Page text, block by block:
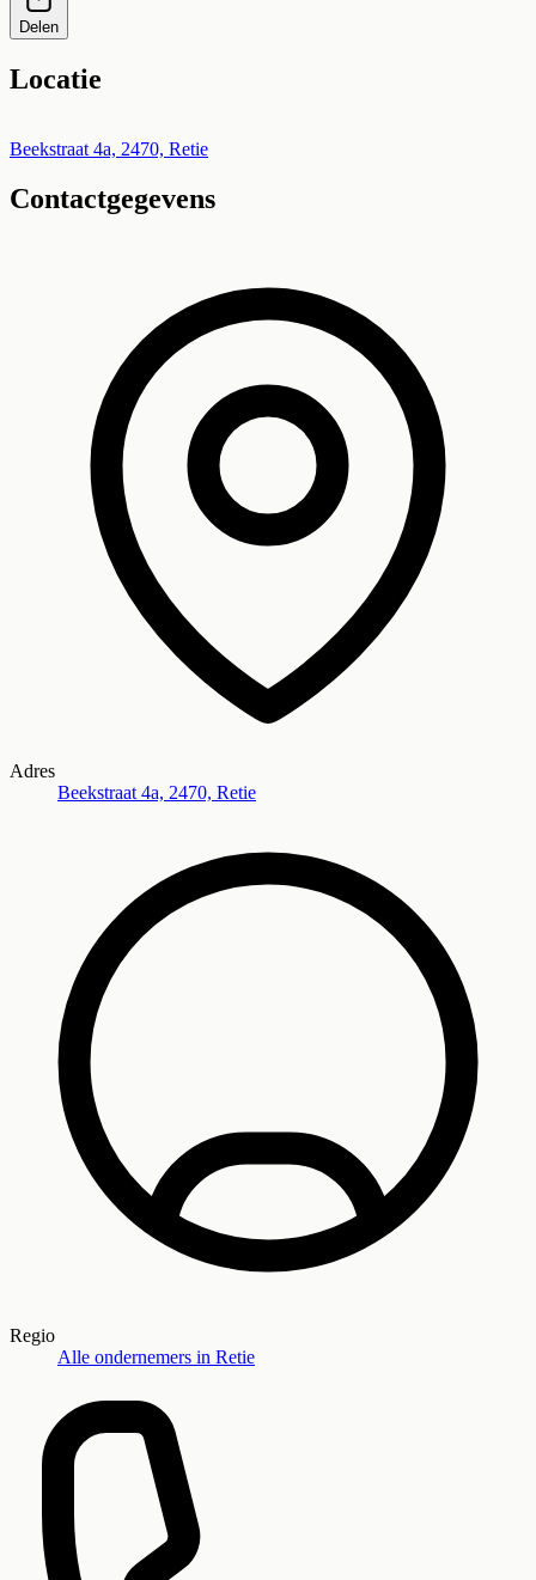
Delen
Locatie
+
−
Beekstraat 4a, 2470, Retie
Contactgegevens
Adres
Beekstraat 4a, 2470, Retie
Regio
Alle ondernemers in Retie